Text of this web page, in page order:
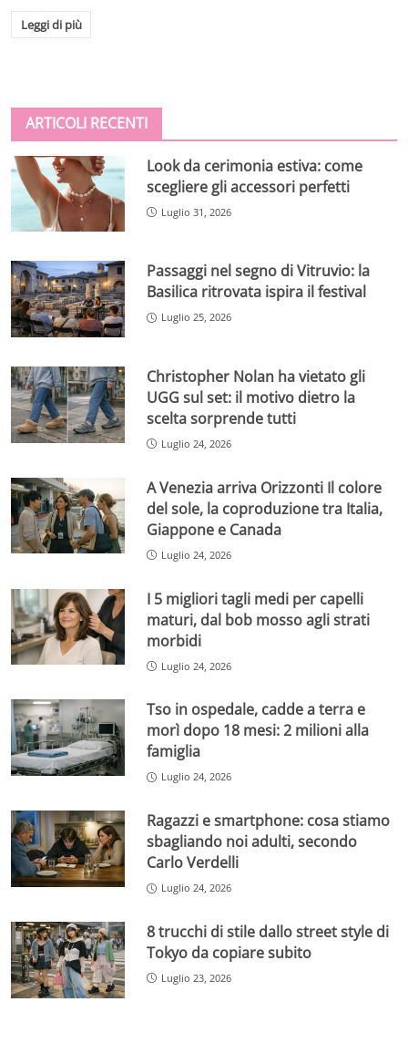
Leggi di più
ARTICOLI RECENTI
Look da cerimonia estiva: come
scegliere gli accessori perfetti
Luglio 31, 2026
Passaggi nel segno di Vitruvio: la
Basilica ritrovata ispira il festival
Luglio 25, 2026
Christopher Nolan ha vietato gli
UGG sul set: il motivo dietro la
scelta sorprende tutti
Luglio 24, 2026
A Venezia arriva Orizzonti Il colore
del sole, la coproduzione tra Italia,
Giappone e Canada
Luglio 24, 2026
I 5 migliori tagli medi per capelli
maturi, dal bob mosso agli strati
morbidi
Luglio 24, 2026
Tso in ospedale, cadde a terra e
morì dopo 18 mesi: 2 milioni alla
famiglia
Luglio 24, 2026
Ragazzi e smartphone: cosa stiamo
sbagliando noi adulti, secondo
Carlo Verdelli
Luglio 24, 2026
8 trucchi di stile dallo street style di
Tokyo da copiare subito
Luglio 23, 2026